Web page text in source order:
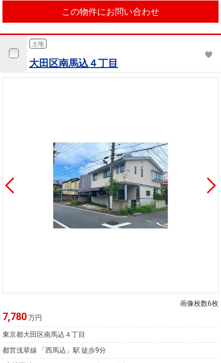
この物件にお問い合わせ
土地
大田区南馬込４丁目
画像枚数6枚
7,780万円
東京都大田区南馬込４丁目
都営浅草線 「西馬込」駅 徒歩9分